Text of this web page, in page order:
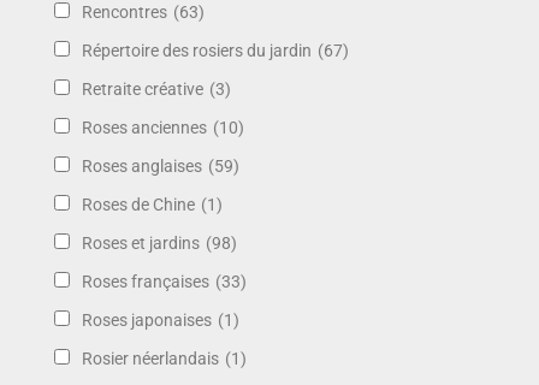
Rencontres (63)
Répertoire des rosiers du jardin (67)
Retraite créative (3)
Roses anciennes (10)
Roses anglaises (59)
Roses de Chine (1)
Roses et jardins (98)
Roses françaises (33)
Roses japonaises (1)
Rosier néerlandais (1)